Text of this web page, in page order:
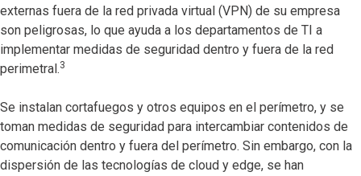
externas fuera de la red privada virtual (VPN) de su empresa
son peligrosas, lo que ayuda a los departamentos de TI a
implementar medidas de seguridad dentro y fuera de la red
perimetral.3
Se instalan cortafuegos y otros equipos en el perímetro, y se
toman medidas de seguridad para intercambiar contenidos de
comunicación dentro y fuera del perímetro. Sin embargo, con la
dispersión de las tecnologías de cloud y edge, se han